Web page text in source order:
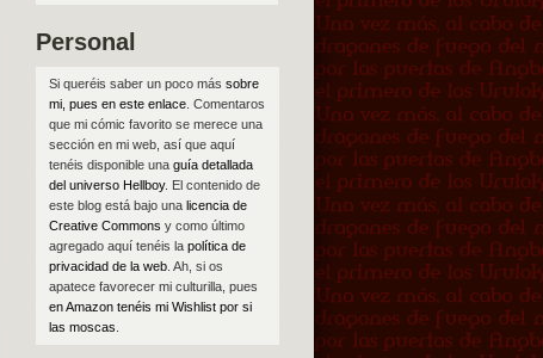
Personal
Si queréis saber un poco más sobre
mi, pues en este enlace. Comentaros
que mi cómic favorito se merece una
sección en mi web, así que aquí
tenéis disponible una guía detallada
del universo Hellboy. El contenido de
este blog está bajo una licencia de
Creative Commons y como último
agregado aquí tenéis la política de
privacidad de la web. Ah, si os
apatece favorecer mi culturilla, pues
en Amazon tenéis mi Wishlist por si
las moscas